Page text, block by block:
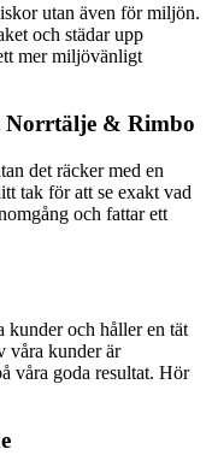
utan även för miljön.
och städar upp
mer miljövänligt
Norrtälje & Rimbo
det räcker med en
tak för att se exakt vad
och fattar ett
kunder och håller en tät
våra kunder är
våra goda resultat. Hör